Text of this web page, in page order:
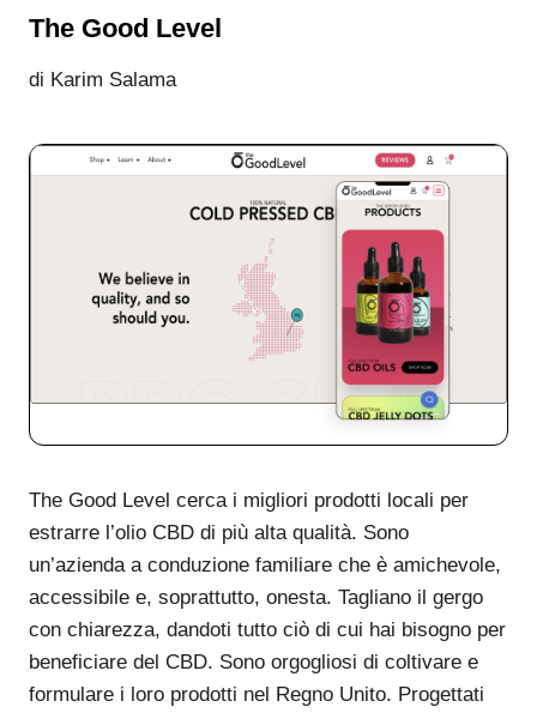
The Good Level
di Karim Salama
The Good Level cerca i migliori prodotti locali per
estrarre l’olio CBD di più alta qualità. Sono
un’azienda a conduzione familiare che è amichevole,
accessibile e, soprattutto, onesta. Tagliano il gergo
con chiarezza, dandoti tutto ciò di cui hai bisogno per
beneficiare del CBD. Sono orgogliosi di coltivare e
formulare i loro prodotti nel Regno Unito. Progettati